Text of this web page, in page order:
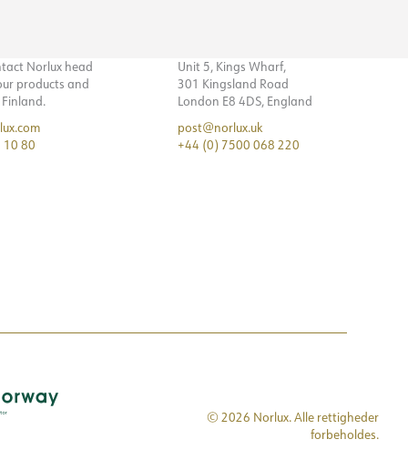
Norlux head
products and
Finland.
10 80
Unit 5, Kings Wharf,
301 Kingsland Road
London E8 4DS, England
post@norlux.uk
+44 (0) 7500 068 220
© 2026 Norlux. Alle rettigheder
forbeholdes.